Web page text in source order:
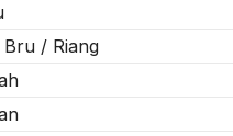
Bru / Riang